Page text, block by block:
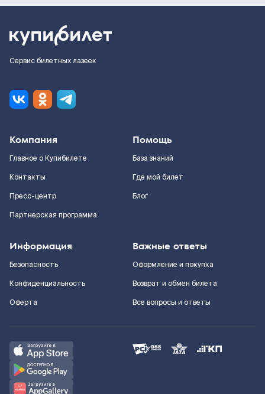
Сервис билетных лазеек
Компания
Главное о Купибилете
Контакты
Пресс-центр
Партнерская программа
Помощь
База знаний
Где мой билет
Блог
Информация
Безопасность
Конфиденциальность
Оферта
Важные ответы
Оформление и покупка
Возврат и обмен билета
Все вопросы и ответы